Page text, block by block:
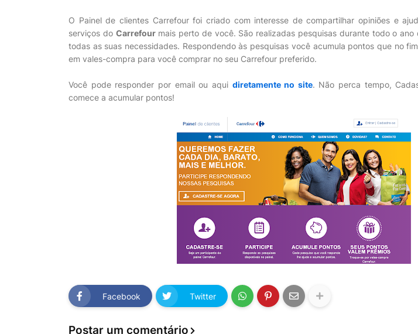
O Painel de clientes Carrefour foi criado com interesse de compartilhar opiniões e
serviços do Carrefourmais perto de você. São realizadas pesquisas durante todo o
todas as suas necessidades. Respondendo às pesquisas você acumula pontos que no
em vales-compra para você comprar no seu Carrefour preferido.
Você pode responder por email ou aqui diretamente no site. Não perca tempo,
comece a acumular pontos!
Facebook Twitter
Postar um comentário